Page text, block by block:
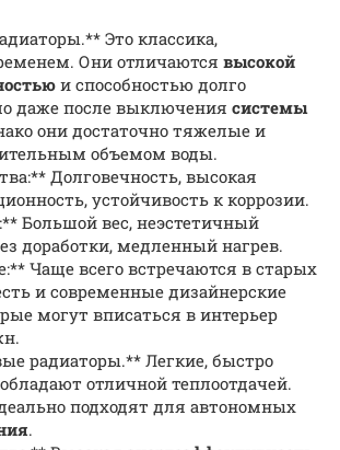
Это классика,
Они отличаются высокой
и способностью долго
даже после выключения системы
они достаточно тяжелые и
объемом воды.
Долговечность, высокая
устойчивость к коррозии.
Большой вес, неэстетичный
доработки, медленный нагрев.
Чаще всего встречаются в старых
и современные дизайнерские
могут вписаться в интерьер
радиаторы.** Легкие, быстро
отличной теплоотдачей.
подходят для автономных
.